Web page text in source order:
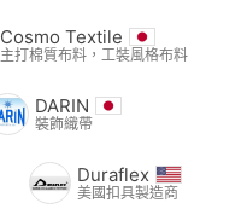
Cosmo Textile
主打棉質布料，工裝風格布料
DARIN
裝飾織帶
Duraflex
美國扣具製造商